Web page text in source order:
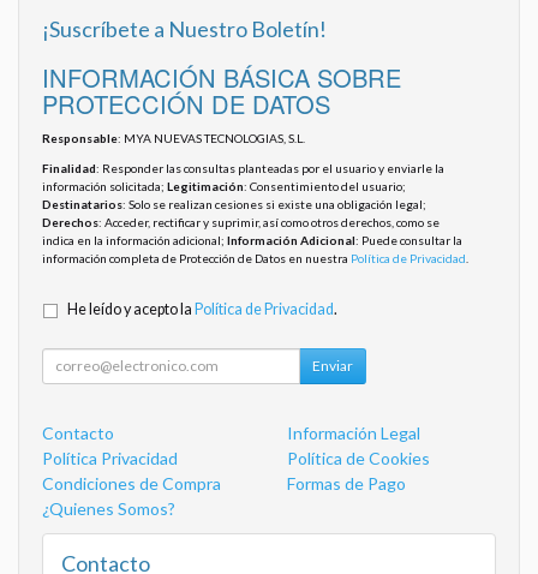
¡Suscríbete a Nuestro Boletín!
INFORMACIÓN BÁSICA SOBRE
PROTECCIÓN DE DATOS
Responsable: MYA NUEVAS TECNOLOGIAS, S.L.
Finalidad: Responder las consultas planteadas por el usuario y enviarle la
información solicitada; Legitimación: Consentimiento del usuario;
Destinatarios: Solo se realizan cesiones si existe una obligación legal;
Derechos: Acceder, rectificar y suprimir, así como otros derechos, como se
indica en la información adicional; Información Adicional: Puede consultar la
información completa de Protección de Datos en nuestra Política de Privacidad
He leído y acepto la Política de Privacidad.
Enviar
Contacto
Información Legal
Política Privacidad
Política de Cookies
Condiciones de Compra
Formas de Pago
¿Quienes Somos?
Contacto